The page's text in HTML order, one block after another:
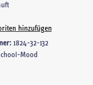
hinzufügen
1824-32-132
Mood